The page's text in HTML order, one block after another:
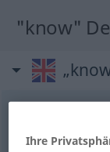
"know"
Ihre